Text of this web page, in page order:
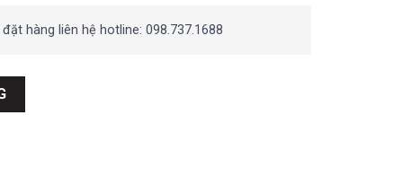
hàng liên hệ hotline: 098.737.1688
S20-44207 số lượng